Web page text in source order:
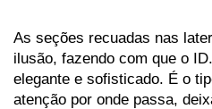
As seções recuadas nas
ilusão, fazendo com que o
elegante e sofisticado. É o
atenção por onde passa,